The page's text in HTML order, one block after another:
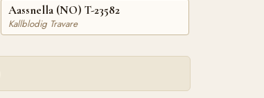
Aassnella (NO) T-23582
Kallblodig Travare